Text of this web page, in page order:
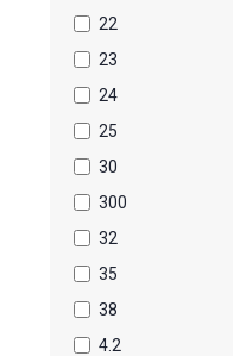
22
23
24
25
30
300
32
35
38
4.2